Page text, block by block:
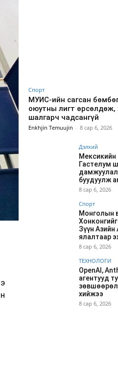
Спорт
МУИС-ийн сагсан
оюутны лигт өрсөлдөж,
шалгарч чадсангүй
Enkhjin Temuujin - 8 сар 6, 2026
Дэлхий
Мексикийн
Гастелум
буудуулж
8 сар 6, 2026
Спорт
Монголын
Зүүн
ялалтаар
8 сар 6, 2026
ТЕХНОЛОГИ
OpenAI,
агентууд
хийжээ
8 сар 6, 2026